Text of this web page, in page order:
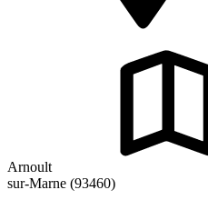
Arnoult
sur-Marne (93460)